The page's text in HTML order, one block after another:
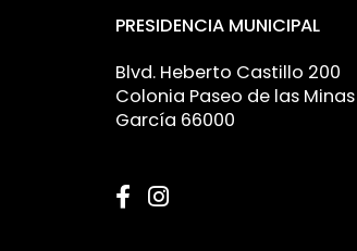
PRESIDENCIA MUNICIPAL
Blvd. Heberto Castillo 200
Colonia Paseo de las Minas
García 66000